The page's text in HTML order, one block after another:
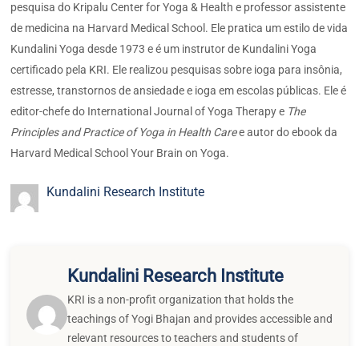
pesquisa do Kripalu Center for Yoga & Health e professor assistente
de medicina na Harvard Medical School. Ele pratica um estilo de vida
Kundalini Yoga desde 1973 e é um instrutor de Kundalini Yoga
certificado pela KRI. Ele realizou pesquisas sobre ioga para insônia,
estresse, transtornos de ansiedade e ioga em escolas públicas. Ele é
editor-chefe do International Journal of Yoga Therapy e The
Principles and Practice of Yoga in Health Caree autor do ebook da
Harvard Medical School Your Brain on Yoga.
Kundalini Research Institute
Kundalini Research Institute
KRI is a non-profit organization that holds the
teachings of Yogi Bhajan and provides accessible and
relevant resources to teachers and students of